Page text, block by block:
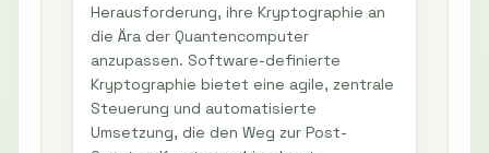
Herausforderung, ihre Kryptographie an
die Ära der Quantencomputer
anzupassen. Software-definierte
Kryptographie bietet eine agile, zentrale
Steuerung und automatisierte
Umsetzung, die den Weg zur Post-